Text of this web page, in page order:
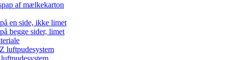
af mælkekarton
en side, ikke limet
begge sider, limet
luftpudesystem